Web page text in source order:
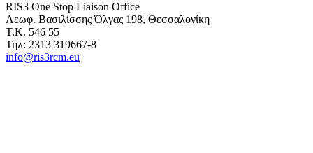
RIS3 One Stop Liaison Office
Λεωφ. Βασιλίσσης Όλγας 198, Θεσσαλονίκη
Τ.Κ. 546 55
Τηλ: 2313 319667-8
info@ris3rcm.eu